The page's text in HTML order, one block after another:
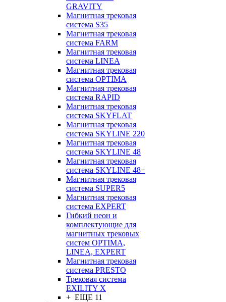
GRAVITY
Магнитная трековая
система S35
Магнитная трековая
система FARM
Магнитная трековая
система LINEA
Магнитная трековая
система OPTIMA
Магнитная трековая
система RAPID
Магнитная трековая
система SKYFLAT
Магнитная трековая
система SKYLINE 220
Магнитная трековая
система SKYLINE 48
Магнитная трековая
система SKYLINE 48+
Магнитная трековая
система SUPER5
Магнитная трековая
система EXPERT
Гибкий неон и
комплектующие для
магнитных трековых
систем OPTIMA,
LINEA, EXPERT
Магнитная трековая
система PRESTO
Трековая система
EXILITY X
+ ЕЩЕ 11